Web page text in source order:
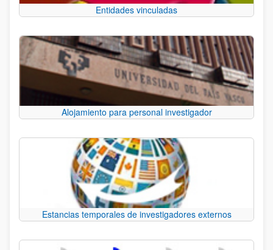
Entidades vinculadas
Alojamiento para personal investigador
Estancias temporales de investigadores externos